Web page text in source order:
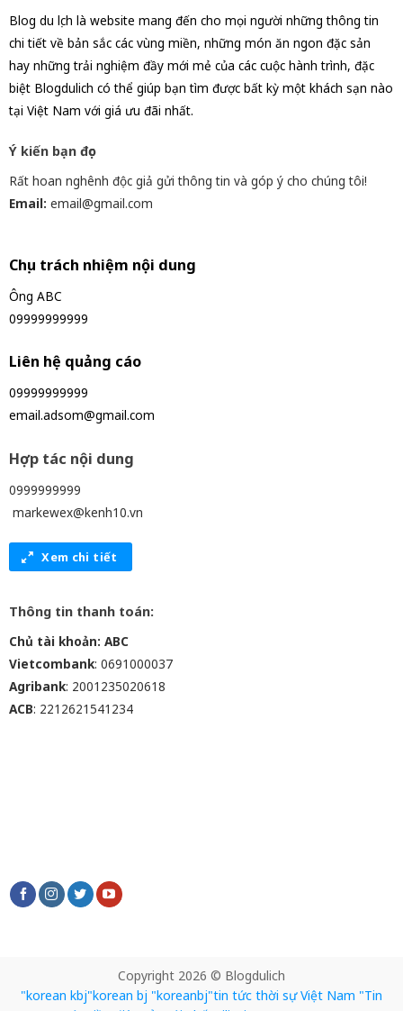
Blog du lịch là website mang đến cho mọi người những thông tin
chi tiết về bản sắc các vùng miền, những món ăn ngon đặc sản
hay những trải nghiệm đầy mới mẻ của các cuộc hành trình, đặc
biệt Blogdulich có thể giúp bạn tìm được bất kỳ một khách sạn nào
tại Việt Nam với giá ưu đãi nhất.
Ý kiến bạn đọc
Rất hoan nghênh độc giả gửi thông tin và góp ý cho chúng tôi!
Email: email@gmail.com
Chịu trách nhiệm nội dung
Ông ABC
09999999999
Liên hệ quảng cáo
09999999999
email.adsom@gmail.com
Hợp tác nội dung
0999999999
markewex@kenh10.vn
Xem chi tiết
Thông tin thanh toán:
Chủ tài khoản: ABC
Vietcombank: 0691000037
Agribank: 2001235020618
ACB: 2212621541234
Copyright 2026 © Blogdulich
"korean kbj​"korean bj "koreanbj​"tin tức thời sự Việt Nam "Tin